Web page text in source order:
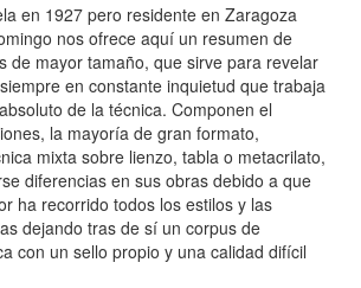
en 1927 pero residente en Zaragoza
nos ofrece aquí un resumen de
de mayor tamaño, que sirve para revelar
en constante inquietud que trabaja
de la técnica. Componen el
la mayoría de gran formato,
mixta sobre lienzo, tabla o metacrilato,
diferencias en sus obras debido a que
ha recorrido todos los estilos y las
dejando tras de sí un corpus de
con un sello propio y una calidad difícil